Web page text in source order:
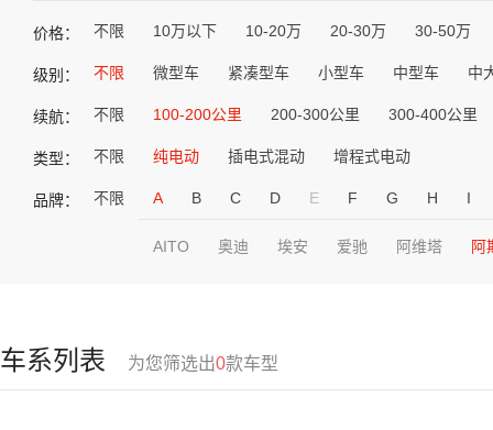
价格： 不限 10万以下 10-20万 20-30万 30-50万
级别： 不限 微型车 紧凑型车 小型车 中型车 中
续航： 不限 100-200公里 200-300公里 300-400公里
类型： 不限 纯电动 插电式混动 增程式电动
品牌： 不限 A B C D E F G H I
AITO 奥迪 埃安 爱驰 阿维塔 阿
车系列表 为您筛选出0款车型